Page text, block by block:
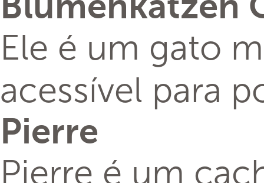
Ele é um gato
acessível para
Pierre
Pierre é um